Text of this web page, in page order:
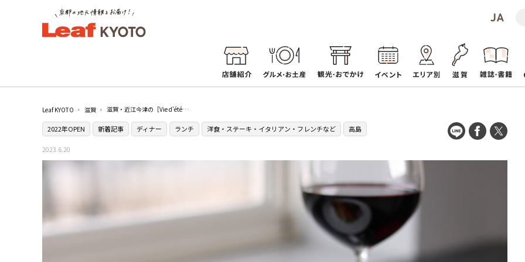
Leaf KYOTO 滋賀 滋賀・近江今津の［Vie d’été］で五感が騒ぐモダンスタイルを堪能してみて
2022年OPEN 新着記事 ディナー ランチ 洋食・ステーキ・イタリアン・フレンチなど 高島
2023.6.20